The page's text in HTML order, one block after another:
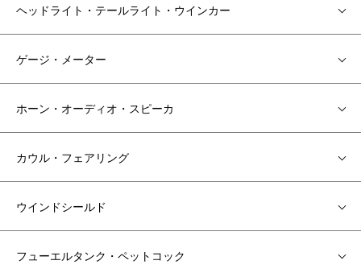
ヘッドライト・テールライト・ウインカー
ゲージ・メーター
ホーン・オーディオ・スピーカ
カウル・フェアリング
ウインドシールド
フューエルタンク・ペットコック